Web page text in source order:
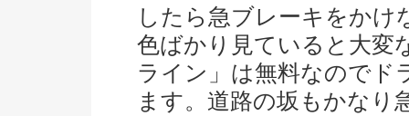
したら急ブレーキをか
色ばかり見ていると大変
ライン」は無料なのでド
ます。道路の坂もかなり